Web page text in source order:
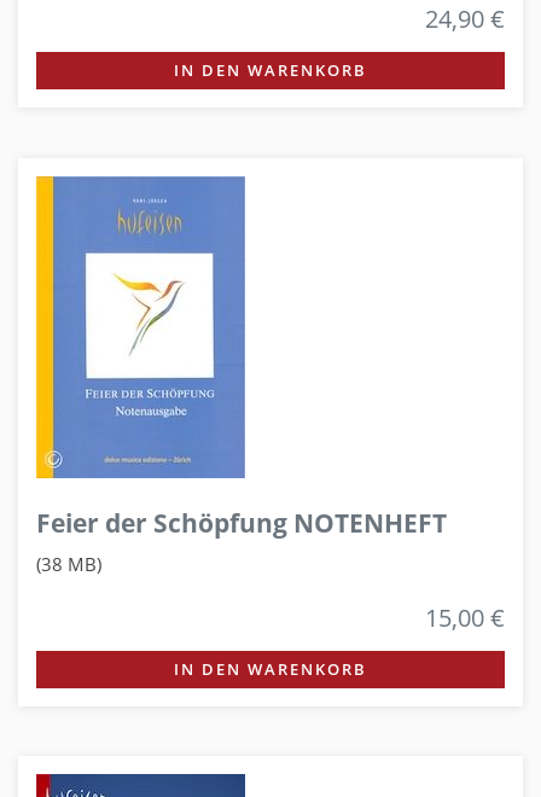
24,90 €
IN DEN WARENKORB
Feier der Schöpfung NOTENHEFT
(38 MB)
15,00 €
IN DEN WARENKORB